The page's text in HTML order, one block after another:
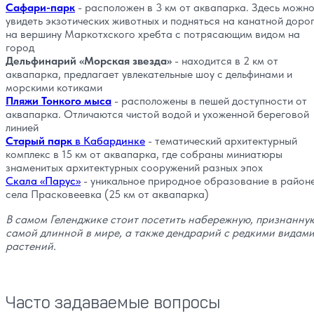
Сафари-парк - расположен в 3 км от аквапарка. Здесь можно
увидеть экзотических животных и подняться на канатной
на вершину Маркотхского хребта с потрясающим видом на
город
Дельфинарий «Морская звезда» - находится в 2 км от
аквапарка, предлагает увлекательные шоу с дельфинами и
морскими котиками
Пляжи Тонкого мыса - расположены в пешей доступности от
аквапарка. Отличаются чистой водой и ухоженной береговой
линией
Старый парк в Кабардинке - тематический архитектурный
комплекс в 15 км от аквапарка, где собраны миниатюры
знаменитых архитектурных сооружений разных эпох
Скала «Парус» - уникальное природное образование в
села Прасковеевка (25 км от аквапарка)
В самом Геленджике стоит посетить набережную,
самой длинной в мире, а также дендрарий с редкими видами
растений.
Часто задаваемые вопросы